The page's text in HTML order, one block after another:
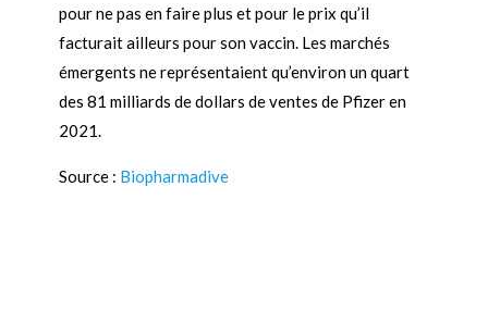
pour ne pas en faire plus et pour le prix qu’il
facturait ailleurs pour son vaccin. Les marchés
émergents ne représentaient qu’environ un quart
des 81 milliards de dollars de ventes de Pfizer en
2021.
Source : Biopharmadive